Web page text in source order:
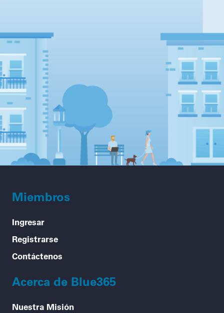
Miembros
Ingresar
Registrarse
Contáctenos
Acerca de Blue365
Nuestra Misión